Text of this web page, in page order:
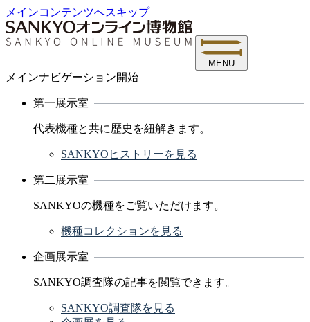
メインコンテンツへスキップ
MENU
メインナビゲーション開始
第一展示室
代表機種と共に歴史を紐解きます。
SANKYOヒストリーを見る
第二展示室
SANKYOの機種をご覧いただけます。
機種コレクションを見る
企画展示室
SANKYO調査隊の記事を閲覧できます。
SANKYO調査隊を見る